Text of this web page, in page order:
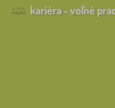
kariéra - voľné